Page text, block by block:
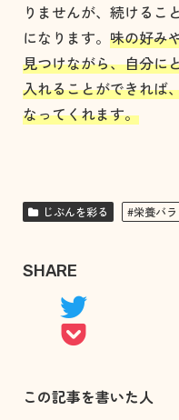
りませんが、続けるこ
になります。 味の好み
見つけながら、自分に
入れることができれば
なってくれます。
じぶんを彩る #栄養バ
SHARE
この記事を書いた人